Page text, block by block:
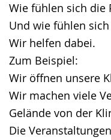
Wie fühlen sich die
Und wie fühlen
Wir helfen dabei.
Zum Beispiel:
Wir öffnen unsere
Wir machen viele
Gelände von der
Die